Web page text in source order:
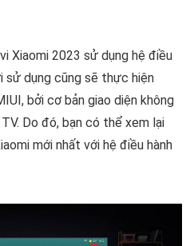
Xiaomi 2023 sử dụng hệ điều
sử dụng cũng sẽ thực hiện
bởi cơ bản giao diện không
Do đó, bạn có thể xem lại
mới nhất với hệ điều hành